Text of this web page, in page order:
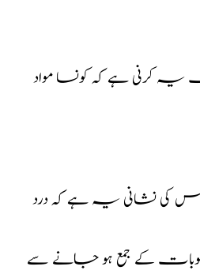
یہ کرنی ہے کہ کونسا مواد
اس کی نشانی یہ ہے کہ درد
رطوبات کے جمع ہو جانے سے